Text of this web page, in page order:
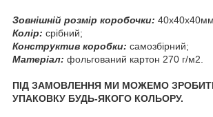
Зовнішній розмір коробочки: 40х40х40мм.
Колір: срібний;
Конструктив коробки: самозбірний;
Матеріал: фольгований картон 270 г/м2.
ПІД ЗАМОВЛЕННЯ МИ МОЖЕМО
УПАКОВКУ БУДЬ-ЯКОГО КОЛЬОРУ.